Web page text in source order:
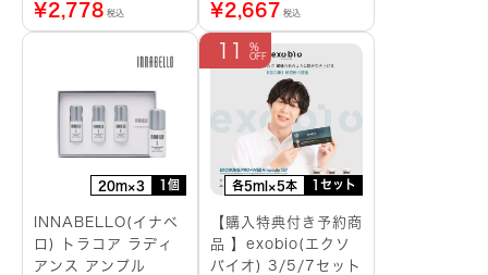
¥2,778 税込 ¥2,667 税込
20m×3 1個
INNABELLO(イナベ
ロ) トラコア ラディ
アンス アンプル
各5ml×5本 1セット
11
【購入特典付き予約商
品 】exobio(エクソ
バイオ) 3/5/7セット